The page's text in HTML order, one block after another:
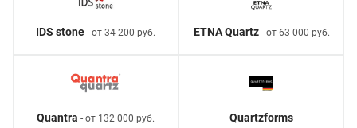
IDS stone - от 34 200 руб. ETNA Quartz- от 63 000 руб.
Quantra - от 132 000 руб. Quartzforms